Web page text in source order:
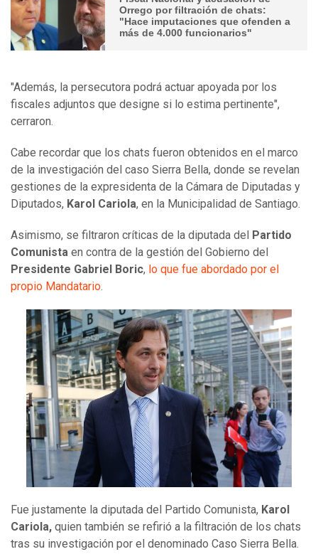
Orrego por filtración de chats:
"Hace imputaciones que ofenden a
más de 4.000 funcionarios"
"Además, la persecutora podrá actuar apoyada por los
fiscales adjuntos que designe si lo estima pertinente",
cerraron.
Cabe recordar que los chats fueron obtenidos en el marco
de la investigación del caso Sierra Bella, donde se revelan
gestiones de la expresidenta de la Cámara de Diputadas y
Diputados, Karol Cariola, en la Municipalidad de Santiago.
Asimismo, se filtraron críticas de la diputada del
Partido
Comunista en contra de la gestión del Gobierno del
Presidente Gabriel Boric, lo que fue abordado por el
propio Mandatario.
Fue justamente la diputada del Partido Comunista, Karol
Cariola, quien también se refirió a la filtración de los chats
tras su investigación por el denominado Caso Sierra Bella.